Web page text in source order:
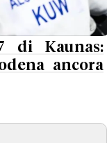
di Kaunas:
ancora